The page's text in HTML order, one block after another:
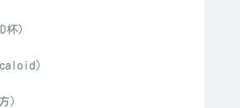
杯）
）
）